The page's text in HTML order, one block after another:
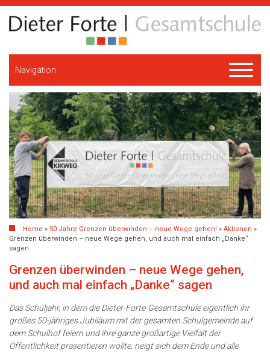
Navigation
Home » 50 Jahre Grenzen überwinden – neue Wege gehen! » Aktionen »
Grenzen überwinden – neue Wege gehen, und auch mal einfach „Danke“
sagen
Grenzen überwinden – neue Wege gehen,
und auch mal einfach „Danke“ sagen
Das Schuljahr, in dem die Dieter-Forte-Gesamtschule eigentlich ihr
großes 50-jähriges Jubiläum mit der gesamten Schulgemeinde auf
dem Schulhof feiern und ihre ganze großartige Vielfalt der
Öffentlichkeit präsentieren wollte, neigt sich dem Ende und alle